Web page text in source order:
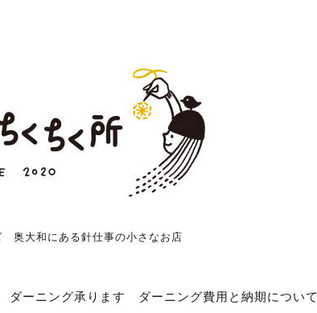
大和にある針仕事の小さなお店
ダーニング承ります
ダーニング費用と納期について